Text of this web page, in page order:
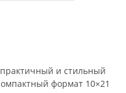
и стильный
формат 10×21